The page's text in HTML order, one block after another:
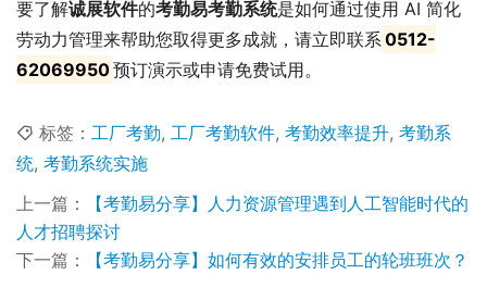
要了解诚展软件的考勤易考勤系统是如何通过使用 AI 简化
劳动力管理来帮助您取得更多成就，请立即联系 0512-
62069950预订演示或申请免费试用。
标签： 工厂考勤, 工厂考勤软件, 考勤效率提升, 考勤系
统, 考勤系统实施
上一篇：
【考勤易分享】人力资源管理遇到人工智能时代的
人才招聘探讨
下一篇：
【考勤易分享】如何有效的安排员工的轮班班次？